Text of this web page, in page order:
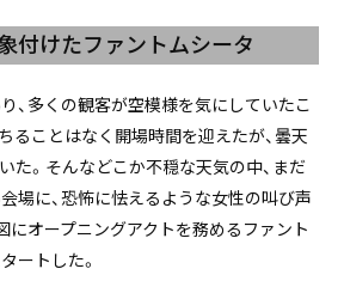
付けたファントムシータ
、多くの観客が空模様を気にしていたこ
ることはなく開場時間を迎えたが、曇天
た。そんなどこか不穏な天気の中、まだ
場に、恐怖に怯えるような女性の叫び声
にオープニングアクトを務めるファント
ートした。